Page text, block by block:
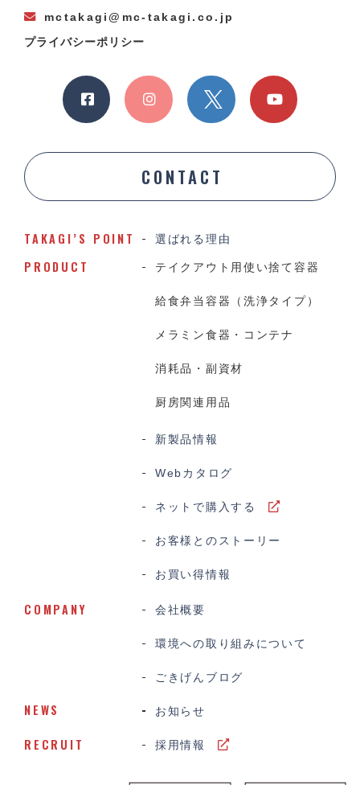
mctakagi@mc-takagi.co.jp
プライバシーポリシー
CONTACT
TAKAGI’S POINT 選ばれる理由
PRODUCT テイクアウト用使い捨て容器
給食弁当容器（洗浄タイプ）
メラミン食器・コンテナ
消耗品・副資材
厨房関連用品
新製品情報
Webカタログ
ネットで購入する
お客様とのストーリー
お買い得情報
COMPANY 会社概要
環境への取り組みについて
ごきげんブログ
NEWS お知らせ
RECRUIT 採用情報